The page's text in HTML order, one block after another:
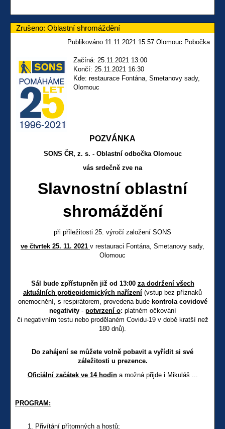
Zrušeno: Oblastní shromáždění
Publikováno 11.11.2021 15:57 Olomouc Pobočka
Začíná: 25.11.2021 13:00
Končí: 25.11.2021 16:30
Kde: restaurace Fontána, Smetanovy sady,
Olomouc
POZVÁNKA
SONS ČR, z. s. - Oblastníodbočka Olomouc
vás srdečně zve na
Slavnostní oblastní
shromáždění
při příležitosti 25. výročí založení SONS
ve čtvrtek 25. 11. 2021 v restauraci Fontána, Smetanovy sady,
Olomouc
Sál bude zpřístupněn již od 13:00 za dodržení všech
aktuálních protiepidemických nařízení (vstup bez příznaků
onemocnění, s respirátorem, provedena bude kontrola covidové
negativity- potvrzení o: platném očkování
či negativním testu nebo prodělaném Covidu-19 v době kratší než
180 dnů).
Do zahájení se můžete volně pobavit a vyřídit si své
záležitosti u prezence.
Oficiální začátek ve 14 hodin a možná přijde i Mikuláš ...
PROGRAM:
Přivítání přítomných a hostů;